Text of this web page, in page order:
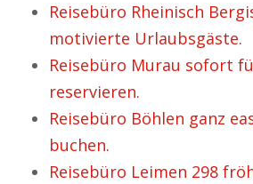
Reisebüro Rheinisch
motivierte Urlaubsgäste.
Reisebüro Murau sofort
reservieren.
Reisebüro Böhlen ganz
buchen.
Reisebüro Leimen 298